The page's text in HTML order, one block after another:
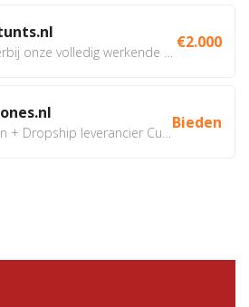
€2.000
Bieden